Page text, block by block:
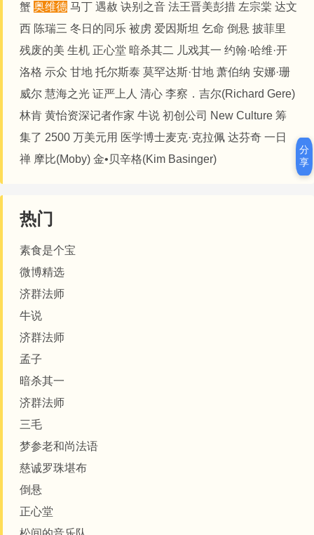
蟹 奥维德 马丁 遇赦 诀别之音 法王晋美彭措 左宗棠 达文
西 陈瑞三 冬日的同乐 被虏 爱因斯坦 乞命 倒悬 披菲里
残废的美 生机 正心堂 暗杀其二 儿戏其一 约翰·哈维·开
洛格 示众 甘地 托尔斯泰 莫罕达斯·甘地 萧伯纳 安娜·珊
威尔 慧海之光 证严上人 清心 李察．吉尔(Richard Gere)
林肯 黄怡资深记者作家 牛说 初创公司 New Culture 筹
集了 2500 万美元用 医学博士麦克·克拉佩 达芬奇 一日
禅 摩比(Moby) 金•贝辛格(Kim Basinger)
热门
素食是个宝
微博精选
济群法师
牛说
济群法师
孟子
暗杀其一
济群法师
三毛
梦参老和尚法语
​​​​慈诚罗珠堪布
倒悬
正心堂
分
享